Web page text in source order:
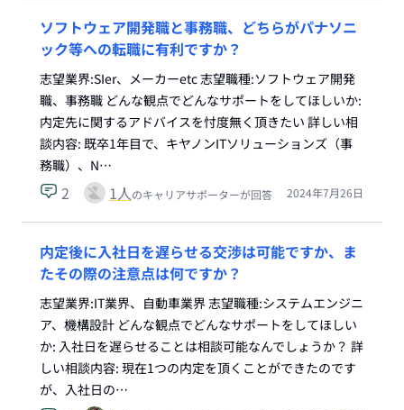
ソフトウェア開発職と事務職、どちらがパナソニ
ック等への転職に有利ですか？
志望業界:SIer、メーカーetc 志望職種:ソフトウェア開発
職、事務職 どんな観点でどんなサポートをしてほしいか:
内定先に関するアドバイスを忖度無く頂きたい 詳しい相
談内容: 既卒1年目で、キヤノンITソリューションズ（事
務職）、N…
2 1人のキャリアサポーターが回答 2024年7月26日
内定後に入社日を遅らせる交渉は可能ですか、ま
たその際の注意点は何ですか？
志望業界:IT業界、自動車業界 志望職種:システムエンジニ
ア、機構設計 どんな観点でどんなサポートをしてほしい
か: 入社日を遅らせることは相談可能なんでしょうか？ 詳
しい相談内容: 現在1つの内定を頂くことができたのです
が、入社日の…